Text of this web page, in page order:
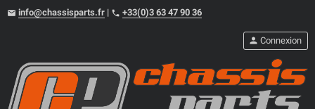
email info@chassisparts.fr | phone +33(0)3 63 47 90 36
person Connexion